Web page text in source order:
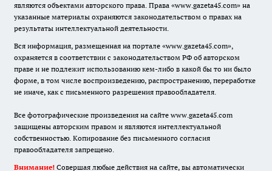
являются объектами авторского права. Права «www.gazeta45.com» на
указанные материалы охраняются законодательством о правах на
результаты интеллектуальной деятельности.
Вся информация, размещенная на портале «www.gazeta45.com»,
охраняется в соответствии с законодательством РФ об авторском
праве и не подлежит использованию кем-либо в какой бы то ни было
форме, в том числе воспроизведению, распространению, переработке
не иначе, как с письменного разрешения правообладателя.
Все фотографические произведения на сайте www.gazeta45.com
защищены авторским правом и являются интеллектуальной
собственностью. Копирование без письменного согласия
правообладателя запрещено.
Внимание! Совершая любые действия на сайте, вы автоматически